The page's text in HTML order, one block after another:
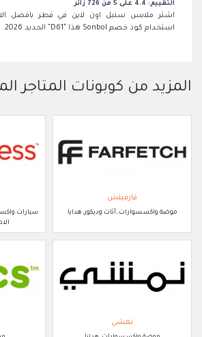
التقييم: 4.4 على 5 من 726 زائر
اشتر ملابس سنبل اون لاين في قطر بافضل
استخدام كود خصم Sonbol هذا "D61" الجديد 2026
المزيد من كوبونات المتاجر
فارفيتش
موضة واكسسوارات, أثاث وديكور, هدايا
سيارات
نمشي